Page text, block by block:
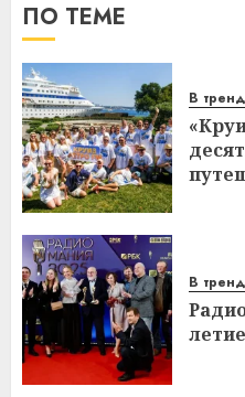
ПО ТЕМЕ
В
В
летие